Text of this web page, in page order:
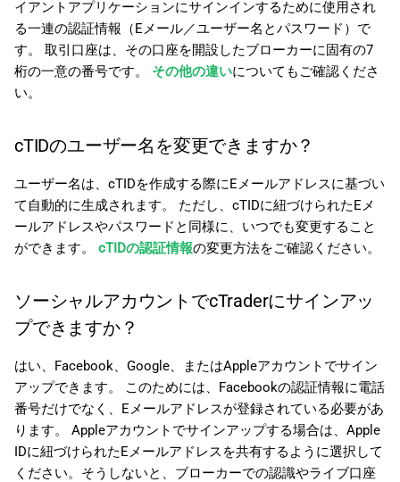
ไทย
Tiếng Việt
Deutsch
Français
Italiano
cTraderにサインアップでき
ますか？
同じcTIDで異なるブローカー
のcTraderアプリにアクセス
用Eメールが届きません。 な
ぜですか？
ブローカーのクライアントエ
したが、cTrader IDのウェル
カムメールが届きません。
なぜですか？
ブローカーのクライアントエ
リアでアカウントを作成しま
したが、cTraderで表示され
ません。 なぜですか？
イアントアプリケーションにサインインするために使用され
る一連の認証情報（Eメール／ユーザー名とパスワード）で
す。 取引口座は、その口座を開設したブローカーに固有の7
桁の一意の番号です。 その他の違いについてもご確認くださ
い。
cTIDのユーザー名を変更できますか？
ユーザー名は、cTIDを作成する際にEメールアドレスに基づい
て自動的に生成されます。 ただし、cTIDに紐づけられたEメ
ールアドレスやパスワードと同様に、いつでも変更すること
ができます。 cTIDの認証情報の変更方法をご確認ください。
ソーシャルアカウントでcTraderにサインアッ
プできますか？
はい、Facebook、Google、またはAppleアカウントでサイン
アップできます。 このためには、Facebookの認証情報に電話
番号だけでなく、Eメールアドレスが登録されている必要があ
ります。 Appleアカウントでサインアップする場合は、Apple
IDに紐づけられたEメールアドレスを共有するように選択して
ください。そうしないと、ブローカーでの認識やライブ口座